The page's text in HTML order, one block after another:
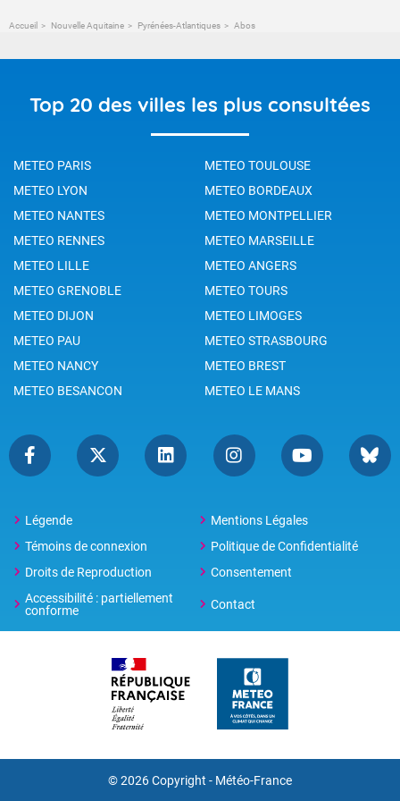
Accueil Nouvelle Aquitaine Pyrénées-Atlantiques Abos
Top 20 des villes les plus consultées
METEO PARIS
METEO TOULOUSE
METEO LYON
METEO BORDEAUX
METEO NANTES
METEO MONTPELLIER
METEO RENNES
METEO MARSEILLE
METEO LILLE
METEO ANGERS
METEO GRENOBLE
METEO TOURS
METEO DIJON
METEO LIMOGES
METEO PAU
METEO STRASBOURG
METEO NANCY
METEO BREST
METEO BESANCON
METEO LE MANS
Légende
Mentions Légales
Témoins de connexion
Politique de Confidentialité
Droits de Reproduction
Consentement
Accessibilité : partiellement
conforme
Contact
© 2026 Copyright - Météo-France